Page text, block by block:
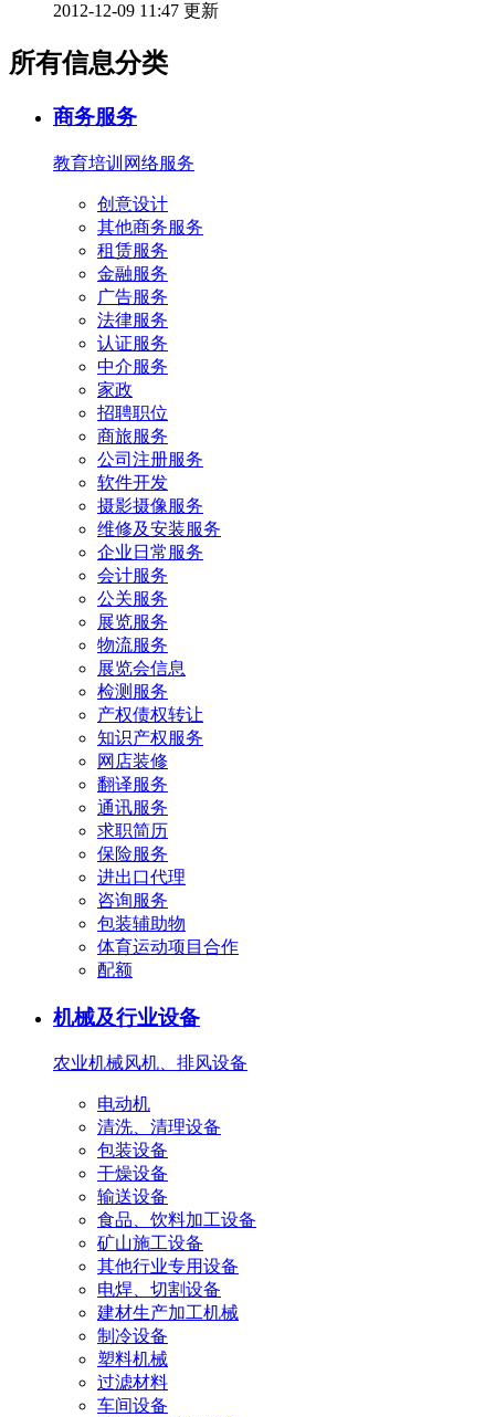
2012-12-09 11:47 更新
所有信息分类
商务服务
教育培训 网络服务
创意设计
其他商务服务
租赁服务
金融服务
广告服务
法律服务
认证服务
中介服务
家政
招聘职位
商旅服务
公司注册服务
软件开发
摄影摄像服务
维修及安装服务
企业日常服务
会计服务
公关服务
展览服务
物流服务
展览会信息
检测服务
产权债权转让
知识产权服务
网店装修
翻译服务
通讯服务
求职简历
保险服务
进出口代理
咨询服务
包装辅助物
体育运动项目合作
配额
机械及行业设备
农业机械风机、排风设备
电动机
清洗、清理设备
包装设备
干燥设备
输送设备
食品、饮料加工设备
矿山施工设备
其他行业专用设备
电焊、切割设备
建材生产加工机械
制冷设备
塑料机械
过滤材料
车间设备